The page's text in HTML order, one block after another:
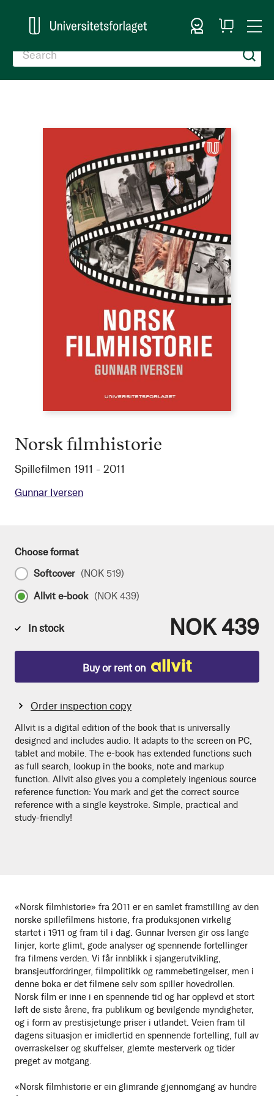
Sign In
My
Cart
Norsk filmhistorie
Spillefilmen 1911 - 2011
Gunnar Iversen
«Norsk filmhistorie» fra 2011 er en samlet framstilling av den
norske spillefilmens historie, fra produksjonen virkelig
startet i 1911 og fram til i dag. Gunnar Iversen gir oss lange
linjer, korte glimt, gode analyser og spennende fortellinger
fra filmens verden. Vi får innblikk i sjangerutvikling,
bransjeutfordringer, filmpolitikk og rammebetingelser, men i
denne boka er det filmene selv som spiller hovedrollen.
Norsk film er inne i en spennende tid og har opplevd et stort
løft de siste årene, fra publikum og bevilgende myndigheter,
og i form av prestisjetunge priser i utlandet. Veien fram til
dagens situasjon er imidlertid en spennende fortelling, full av
overraskelser og skuffelser, glemte mesterverk og tider
preget av motgang.
«Norsk filmhistorie er ein glimrande gjennomgang av hundre
Choose format
Softcover (NOK 519)
Allvit e-book (NOK 439)
In stock NOK 439
Buy or rent on
Order inspection copy
Allvit is a digital edition of the book that is universally
designed and includes audio. It adapts to the screen on PC,
tablet and mobile. The e-book has extended functions such
as full search, lookup in the books, note and markup
function. Allvit also gives you a completely ingenious source
reference function: You mark and get the correct source
reference with a single keystroke. Simple, practical and
study-friendly!